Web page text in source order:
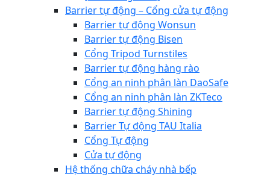
Barrier tự động – Cổng cửa tự động
Barrier tự động Wonsun
Barrier tự động Bisen
Cổng Tripod Turnstiles
Barrier tự động hàng rào
Cổng an ninh phân làn DaoSafe
Cổng an ninh phân làn ZKTeco
Barrier tự động Shining
Barrier Tự động TAU Italia
Cổng Tự động
Cửa tự động
Hệ thống chữa cháy nhà bếp